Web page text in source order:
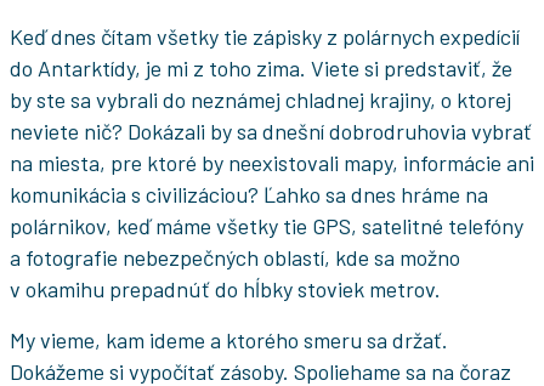
Keď dnes čítam všetky tie zápisky z polárnych expedícií
do Antarktídy, je mi z toho zima. Viete si predstaviť, že
by ste sa vybrali do neznámej chladnej krajiny, o ktorej
neviete nič? Dokázali by sa dnešní dobrodruhovia vybrať
na miesta, pre ktoré by neexistovali mapy, informácie ani
komunikácia s civilizáciou? Ľahko sa dnes hráme na
polárnikov, keď máme všetky tie GPS, satelitné telefóny
a fotografie nebezpečných oblastí, kde sa možno
v okamihu prepadnúť do hĺbky stoviek metrov.
My vieme, kam ideme a ktorého smeru sa držať.
Dokážeme si vypočítať zásoby. Spoliehame sa na čoraz